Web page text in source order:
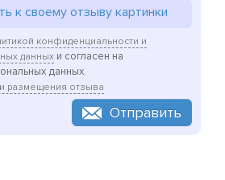
к своему отзыву картинки
конфиденциальности и
данных и согласен на
данных.
размещения отзыва
Отправить